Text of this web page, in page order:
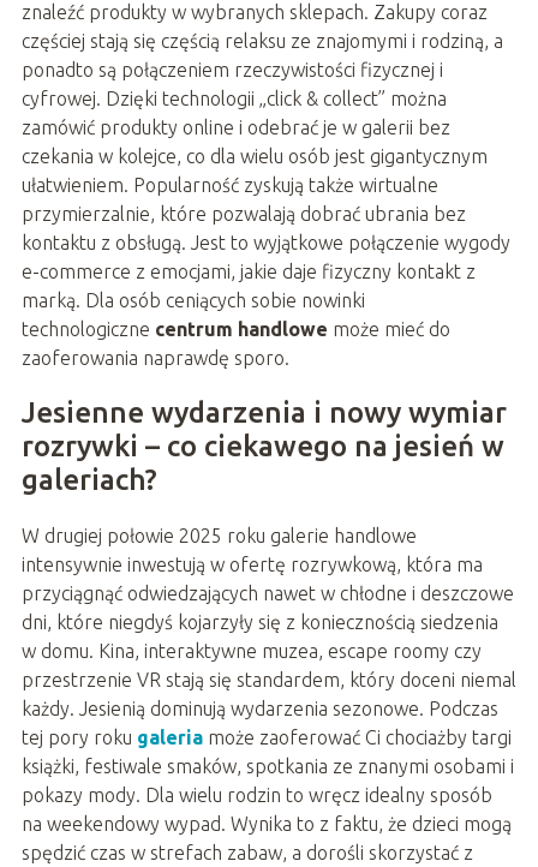
znaleźć produkty w wybranych sklepach. Zakupy coraz
częściej stają się częścią relaksu ze znajomymi i rodziną, a
ponadto są połączeniem rzeczywistości fizycznej i
cyfrowej. Dzięki technologii „click & collect” można
zamówić produkty online i odebrać je w galerii bez
czekania w kolejce, co dla wielu osób jest gigantycznym
ułatwieniem. Popularność zyskują także wirtualne
przymierzalnie, które pozwalają dobrać ubrania bez
kontaktu z obsługą. Jest to wyjątkowe połączenie wygody
e-commerce z emocjami, jakie daje fizyczny kontakt z
marką. Dla osób ceniących sobie nowinki
technologiczne centrum handlowe może mieć do
zaoferowania naprawdę sporo.
Jesienne wydarzenia i nowy wymiar
rozrywki – co ciekawego na jesień w
galeriach?
W drugiej połowie 2025 roku galerie handlowe
intensywnie inwestują w ofertę rozrywkową, która ma
przyciągnąć odwiedzających nawet w chłodne i deszczowe
dni, które niegdyś kojarzyły się z koniecznością siedzenia
w domu. Kina, interaktywne muzea, escape roomy czy
przestrzenie VR stają się standardem, który doceni niemal
każdy. Jesienią dominują wydarzenia sezonowe. Podczas
tej pory roku galeria może zaoferować Ci chociażby targi
książki, festiwale smaków, spotkania ze znanymi osobami i
pokazy mody. Dla wielu rodzin to wręcz idealny sposób
na weekendowy wypad. Wynika to z faktu, że dzieci mogą
spędzić czas w strefach zabaw, a dorośli skorzystać z